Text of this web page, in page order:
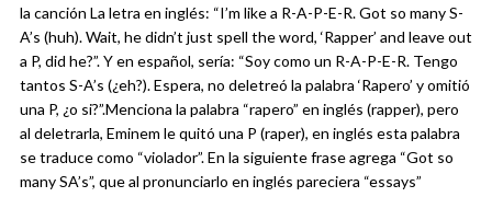
la canción La letra en inglés: “I’m like a R-A-P-E-R. Got so many S-
A’s (huh). Wait, he didn’t just spell the word, ‘Rapper’ and leave out
a P, did he?”. Y en español, sería: “Soy como un R-A-P-E-R. Tengo
tantos S-A’s (¿eh?). Espera, no deletreó la palabra ‘Rapero’ y omitió
una P, ¿o si?”.Menciona la palabra “rapero” en inglés (rapper), pero
al deletrarla, Eminem le quitó una P (raper), en inglés esta palabra
se traduce como “violador”. En la siguiente frase agrega “Got so
many SA’s”, que al pronunciarlo en inglés pareciera “essays”